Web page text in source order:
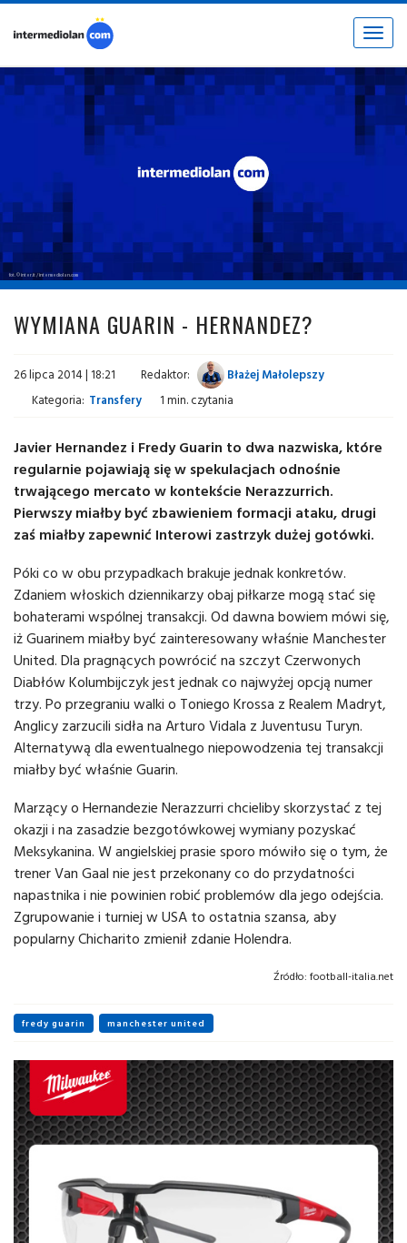
Toggle
fot. © inter.it / intermediolan.com
WYMIANA GUARIN - HERNANDEZ?
26 lipca 2014 | 18:21 Redaktor:
Błażej Małolepszy
Kategoria: Transfery 1 min. czytania
Javier Hernandez i Fredy Guarin to dwa nazwiska, które
regularnie pojawiają się w spekulacjach odnośnie
trwającego mercato w kontekście Nerazzurrich.
Pierwszy miałby być zbawieniem formacji ataku, drugi
zaś miałby zapewnić Interowi zastrzyk dużej gotówki.
Póki co w obu przypadkach brakuje jednak konkretów.
Zdaniem włoskich dziennikarzy obaj piłkarze mogą stać się
bohaterami wspólnej transakcji. Od dawna bowiem mówi się,
iż Guarinem miałby być zainteresowany właśnie Manchester
United. Dla pragnących powrócić na szczyt Czerwonych
Diabłów Kolumbijczyk jest jednak co najwyżej opcją numer
trzy. Po przegraniu walki o Toniego Krossa z Realem Madryt,
Anglicy zarzucili sidła na Arturo Vidala z Juventusu Turyn.
Alternatywą dla ewentualnego niepowodzenia tej transakcji
miałby być właśnie Guarin.
Marzący o Hernandezie Nerazzurri chcieliby skorzystać z tej
okazji i na zasadzie bezgotówkowej wymiany pozyskać
Meksykanina. W angielskiej prasie sporo mówiło się o tym, że
trener Van Gaal nie jest przekonany co do przydatności
napastnika i nie powinien robić problemów dla jego odejścia.
Zgrupowanie i turniej w USA to ostatnia szansa, aby
popularny Chicharito zmienił zdanie Holendra.
Źródło: football-italia.net
fredy guarin manchester united